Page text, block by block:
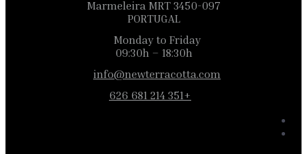
3450-097 Marmeleira MRT
PORTUGAL
Monday to Friday
09:30h – 18:30h
info@newterracotta.com
+351 214 681 626